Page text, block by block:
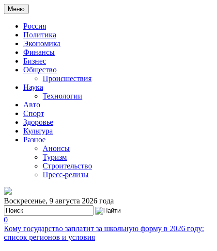
Меню
Россия
Политика
Экономика
Финансы
Бизнес
Общество
Происшествия
Наука
Технологии
Авто
Спорт
Здоровье
Культура
Разное
Анонсы
Туризм
Строительство
Пресс-релизы
Воскресенье, 9 августа 2026 года
0
Кому государство заплатит за школьную форму в 2026 году:
список регионов и условия